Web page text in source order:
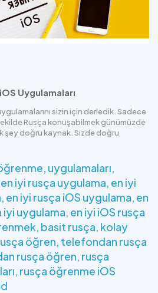
Uygulamaları
sizin için derledik. Sadece
Rusça konuşabilmek günümüzde
şey doğru kaynak. Sizde doğru
uygulamaları
en iyi rusça uygulama en iyi
en iyi rusça iOS uygulama en
iyi uygulama en iyi iOS rusça
basit rusça kolay
öğren telefondan rusça
rusça öğren rusça
rusça öğrenme iOS